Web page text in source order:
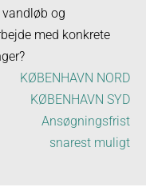
og
med konkrete
KØBENHAVN NORD
KØBENHAVN SYD
Ansøgningsfrist
snarest muligt